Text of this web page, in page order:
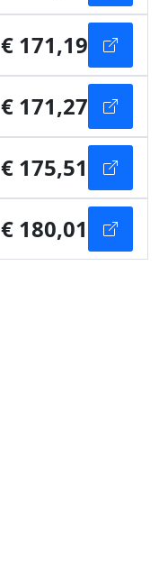
€ 171,19
€ 171,27
€ 175,51
€ 180,01